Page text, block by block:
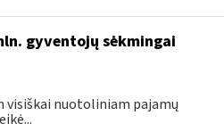
gyventojų sėkmingai
visiškai nuotoliniam pajamų